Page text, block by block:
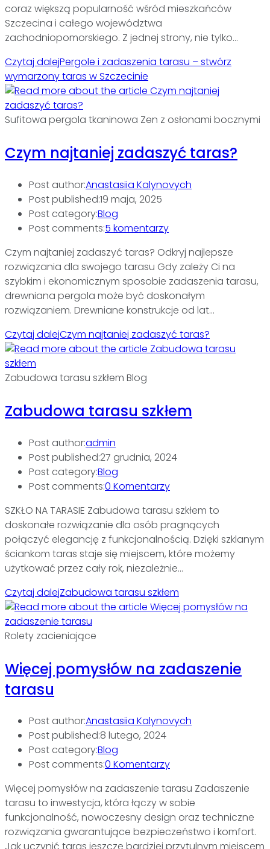
coraz większą popularność wśród mieszkańców
Szczecina i całego województwa
zachodniopomorskiego. Z jednej strony, nie tylko…
Czytaj dalejPergole i zadaszenia tarasu – stwórz
wymarzony taras w Szczecinie
Sufitowa pergola tkaninowa Zen z osłonami bocznymi
Czym najtaniej zadaszyć taras?
Post author:Anastasiia Kalynovych
Post published:19 maja, 2025
Post category:Blog
Post comments:5 komentarzy
Czym najtaniej zadaszyć taras? Odkryj najlepsze
rozwiązania dla swojego tarasu Gdy zależy Ci na
szybkim i ekonomicznym sposobie zadaszenia tarasu,
drewniana pergola może być doskonałym
rozwiązaniem. Drewniane konstrukcje od lat…
Czytaj dalejCzym najtaniej zadaszyć taras?
Zabudowa tarasu szkłem Blog
Zabudowa tarasu szkłem
Post author:admin
Post published:27 grudnia, 2024
Post category:Blog
Post comments:0 Komentarzy
SZKŁO NA TARASIE Zabudowa tarasu szkłem to
doskonałe rozwiązanie dla osób pragnących
połączyć elegancję z funkcjonalnością. Dzięki szklanym
ściankom taras staje się miejscem, które możemy
użytkować przez cały rok, niezależnie…
Czytaj dalejZabudowa tarasu szkłem
Rolety zacieniające
Więcej pomysłów na zadaszenie
tarasu
Post author:Anastasiia Kalynovych
Post published:8 lutego, 2024
Post category:Blog
Post comments:0 Komentarzy
Więcej pomysłów na zadaszenie tarasu Zadaszenie
tarasu to inwestycja, która łączy w sobie
funkcjonalność, nowoczesny design oraz techniczne
rozwiązania gwarantujące bezpieczeństwo i komfort.